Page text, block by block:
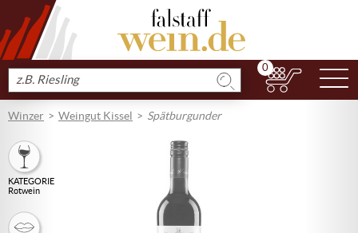
Produkt
suchen
0
Winzer Weingut Kissel Spätburgunder
KATEGORIE
Rotwein